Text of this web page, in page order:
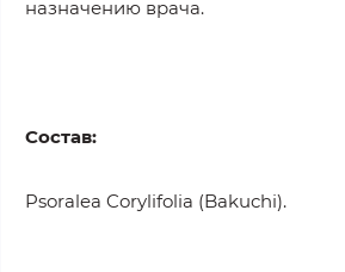
назначению врача.
Состав:
Psoralea Corylifolia (Bakuchi).